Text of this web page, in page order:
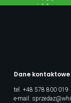
Dane kontaktowe
tel. +48 578 800 019
e-mail: